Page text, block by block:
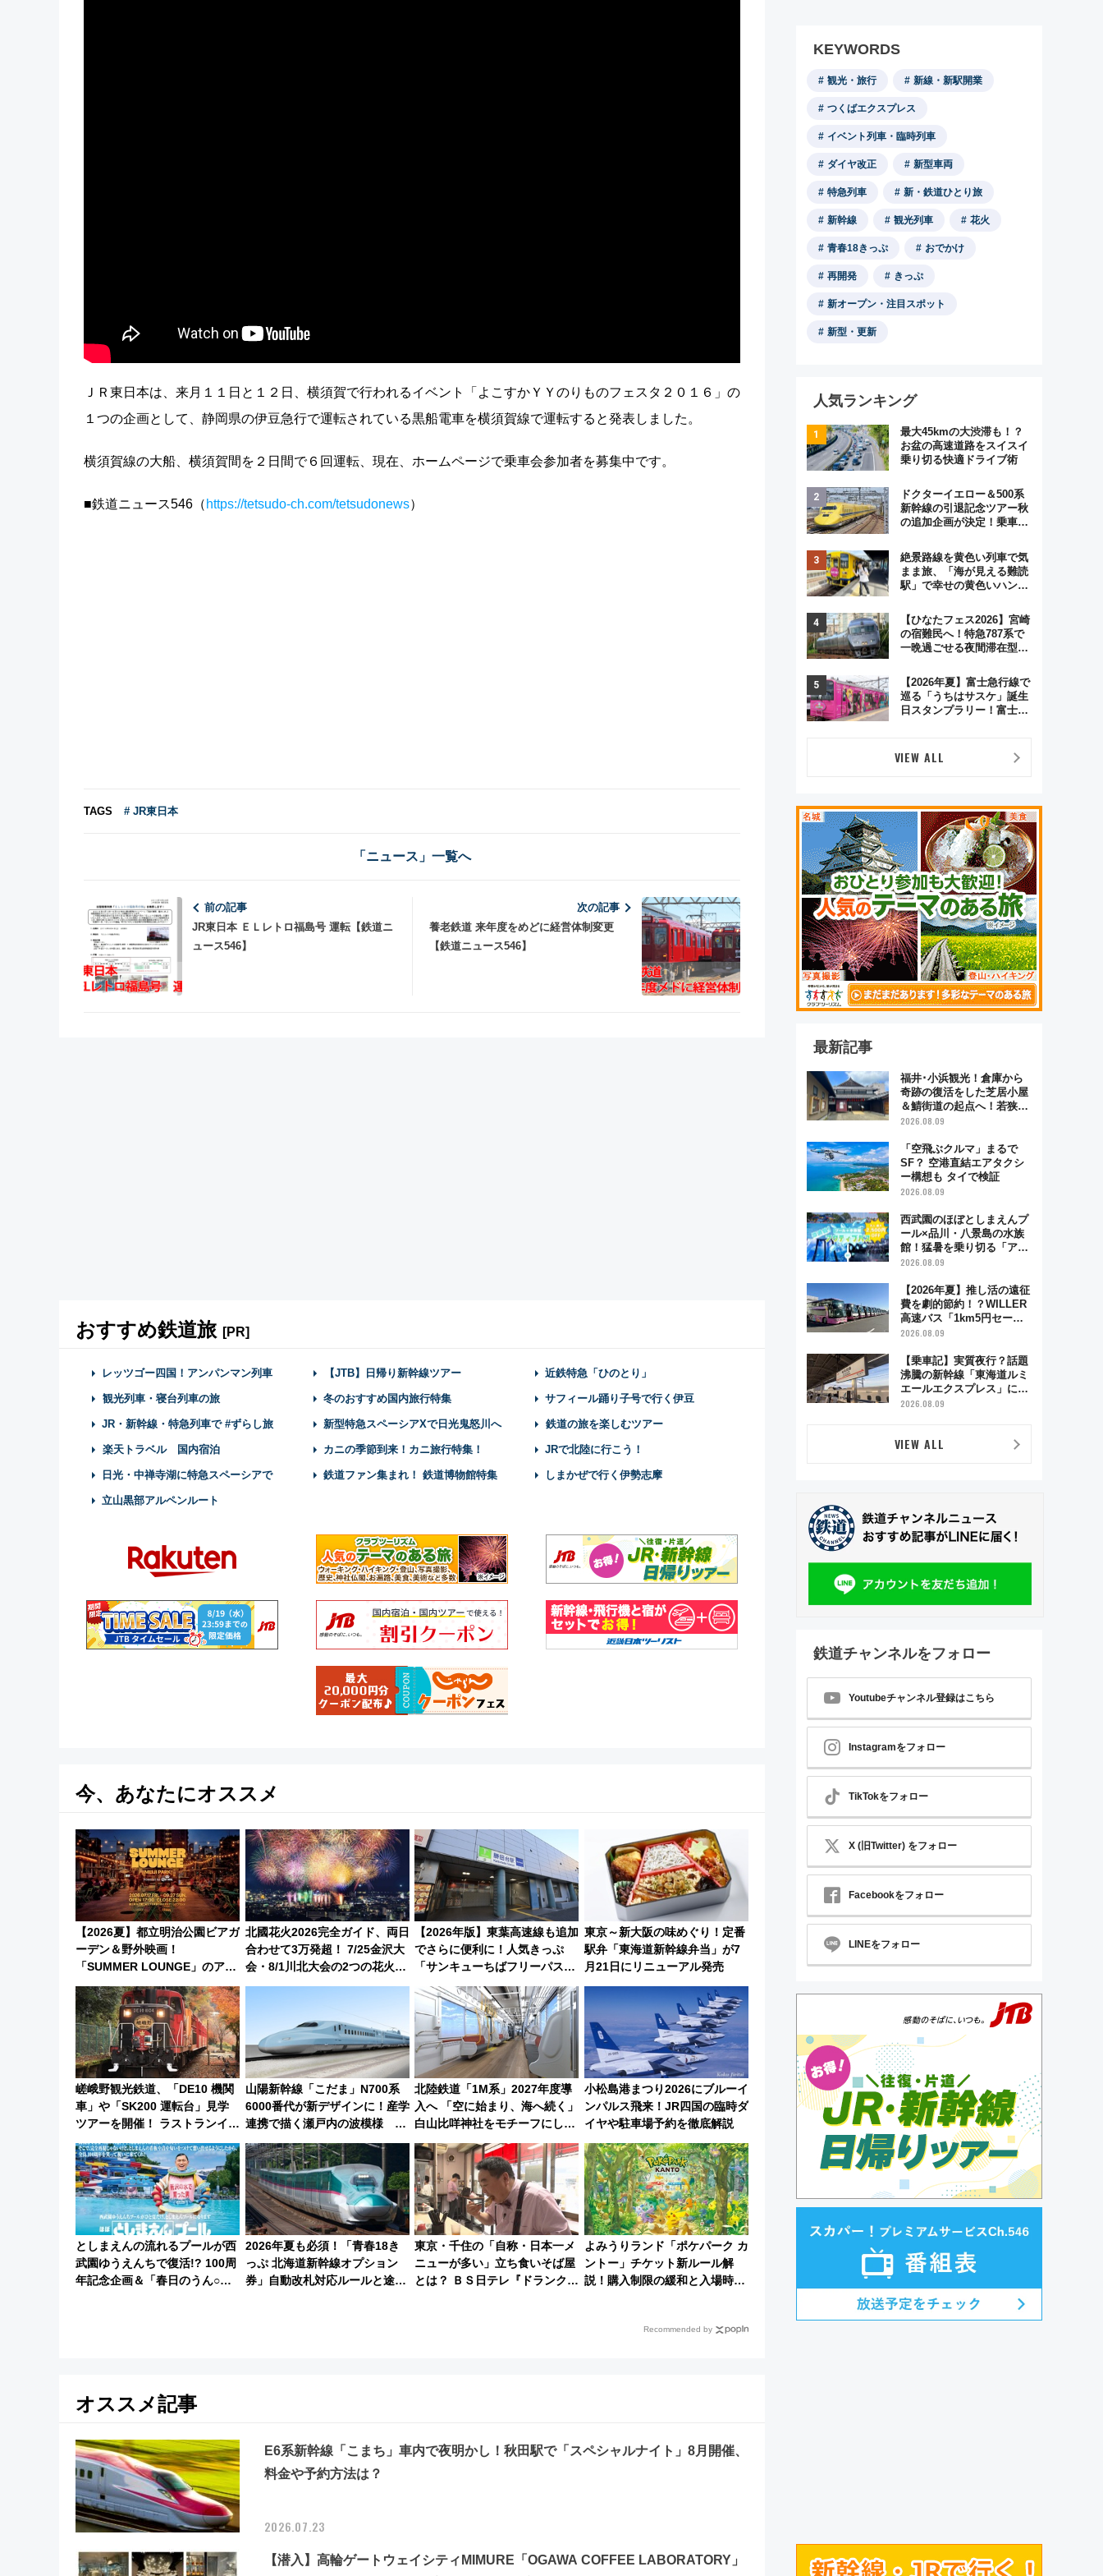
ＪＲ東日本は、来月１１日と１２日、横須賀で行われるイベント「よこすかＹＹのりもの­フェスタ２０１６」の
１つの企画として、静岡県の伊豆急行で運転されている黒船電車を­横須賀線で運転すると発表しました。
横須賀線の大船、横須賀間を２日間で６回運転、現在、ホームページで乗車会参加者を募­集中です。
■鉄道ニュース546（ https://tetsudo-ch.com/tetsudonews）
TAGS # JR東日本
「ニュース」一覧へ
前の記事
JR東日本 ＥＬレトロ福島号 運転【鉄道ニ
ュース546】
次の記事
養老鉄道 来年度をめどに経営体制変更
【鉄道ニュース546】
おすすめ鉄道旅 [PR]
レッツゴー四国！アンパンマン列車 【JTB】日帰り新幹線ツアー 近鉄特急「ひのとり」
観光列車・寝台列車の旅 冬のおすすめ国内旅行特集 サフィール踊り子号で行く伊豆
JR・新幹線・特急列車で #ずらし旅 新型特急スペーシアXで日光鬼怒川へ 鉄道の旅を楽しむツアー
楽天トラベル 国内宿泊 カニの季節到来！カニ旅行特集！ JRで北陸に行こう！
日光・中禅寺湖に特急スペーシアで 鉄道ファン集まれ！ 鉄道博物館特集 しまかぜで行く伊勢志摩
立山黒部アルペンルート
今、あなたにオススメ
【2026夏】都立明治公園ビアガ
ーデン＆野外映画！
「SUMMER LOUNGE」のアク
セスと上映スケジュール 夜風と
ビール、映画を満喫！
北國花火2026完全ガイド、両日
合わせて3万発超！ 7/25金沢大
会・8/1川北大会の2つの花火大
会の日程・アクセス・観覧席ま
【2026年版】東葉高速線も追加
でさらに便利に！人気きっぷ
「サンキューちばフリーパス」
今年も発売 秋・早春に千葉県を
巡るなら使い勝手・コスパ抜群
東京～新大阪の味めぐり！定番
駅弁「東海道新幹線弁当」が7
月21日にリニューアル発売
嵯峨野観光鉄道、「DE10 機関
車」や「SK200 運転台」見学
ツアーを開催！ ラストランイベ
ントの一環で激レア体験できち
ゃうかも 参加方法やスケジュー
ルをご紹介
山陽新幹線「こだま」N700系
6000番代が新デザインに！産学
連携で描く瀬戸内の波模様 運
用は今冬から
北陸鉄道「1M系」2027年度導
入へ 「空に始まり、海へ続く」
白山比咩神社をモチーフにした
神秘的なデザイン
小松島港まつり2026にブルーイ
ンパルス飛来！JR四国の臨時ダ
イヤや駐車場予約を徹底解説
としまえんの流れるプールが西
武園ゆうえんちで復活!? 100周
年記念企画＆「春日のうん○ス
2026年夏も必須！「青春18き
っぷ 北海道新幹線オプション
券」自動改札対応ルールと途中
東京・千住の「自称・日本一メ
ニューが多い」立ち食いそば屋
とは？ ＢＳ日テレ『ドランク塚
よみうりランド「ポケパーク カ
ントー」チケット新ルール解
説！購入制限の緩和と入場時の
Recommended by
オススメ記事
E6系新幹線「こまち」車内で夜明かし！秋田駅で「スペシャルナイト」8月開催、
料金や予約方法は？
2026.07.23
【潜入】高輪ゲートウェイシティMIMURE「OGAWA COFFEE LABORATORY」
KEYWORDS
観光・旅行 新線・新駅開業
つくばエクスプレス
イベント列車・臨時列車
ダイヤ改正 新型車両
特急列車 新・鉄道ひとり旅
新幹線 観光列車 花火
青春18きっぷ おでかけ
再開発 きっぷ
新オープン・注目スポット
新型・更新
人気ランキング
最大45kmの大渋滞も！？
お盆の高速道路をスイスイ
乗り切る快適ドライブ術
ドクターイエロー＆500系
新幹線の引退記念ツアー秋
の追加企画が決定！乗車体
とめ
絶景路線を黄色い列車で気
まま旅、「海が見える難読
駅」で幸せの黄色いハンカ
とり旅」279回目の舞台は
「島原鉄道」
【ひなたフェス2026】宮崎
の宿難民へ！特急787系で
一晩過ごせる夜間滞在型イ
ま」が救世主に？
【2026年夏】富士急行線で
巡る「うちはサスケ」誕生
日スタンプラリー！富士急
VIEW ALL
最新記事
福井･小浜観光！倉庫から
奇跡の復活をした芝居小屋
＆鯖街道の起点へ！若狭小
浜お魚センターでBBQ、老
グルメ散歩
2026.08.09
「空飛ぶクルマ」まるで
SF？ 空港直結エアタクシ
ー構想も タイで検証
2026.08.09
西武園のほぼとしまえんプ
ール×品川・八景島の水族
館！猛暑を乗り切る「アク
ティブパス」で夏休みをお
2026.08.09
【2026年夏】推し活の遠征
費を劇的節約！？WILLER
高速バス「1km5円セー
ル」やワンコイン温泉の最
路線まとめ
2026.08.09
【乗車記】実質夜行？話題
沸騰の新幹線「東海道ルミ
エールエクスプレス」に乗
車してみた 東京22時発、
らし過ぎる朝
2026.08.09
VIEW ALL
鉄道チャンネルをフォロー
Youtubeチャンネル登録はこちら
Instagramをフォロー
TikTokをフォロー
X (旧Twitter) をフォロー
Facebookをフォロー
LINEをフォロー